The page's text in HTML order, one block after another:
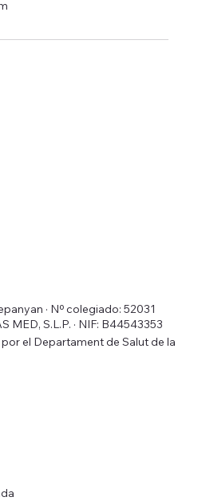
· Nº colegiado: 52031
MED, S.L.P. · NIF: B44543353
el Departament de Salut de la